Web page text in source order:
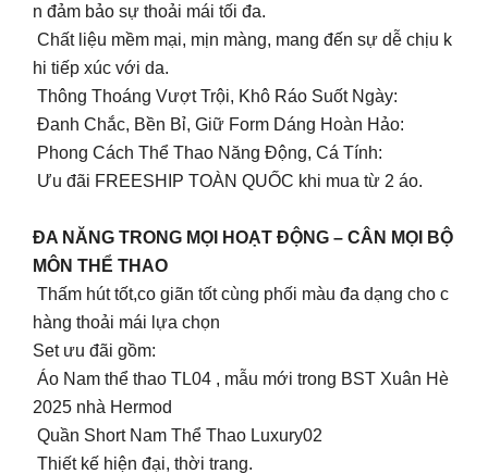
n đảm bảo sự thoải mái tối đa.
Chất liệu mềm mại, mịn màng, mang đến sự dễ chịu k
hi tiếp xúc với da.
Thông Thoáng Vượt Trội, Khô Ráo Suốt Ngày:
Đanh Chắc, Bền Bỉ, Giữ Form Dáng Hoàn Hảo:
Phong Cách Thể Thao Năng Động, Cá Tính:
Ưu đãi FREESHIP TOÀN QUỐC khi mua từ 2 áo.
ĐA NĂNG TRONG MỌI HOẠT ĐỘNG – CÂN MỌI BỘ
MÔN THỂ THAO
Thấm hút tốt,co giãn tốt cùng phối màu đa dạng cho c
hàng thoải mái lựa chọn
Set ưu đãi gồm:
Áo Nam thể thao TL04 , mẫu mới trong BST Xuân Hè
2025 nhà Hermod
Quần Short Nam Thể Thao Luxury02
Thiết kế hiện đại, thời trang.